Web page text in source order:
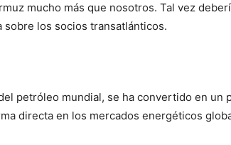
mucho más que nosotros. Tal vez
sobre los socios transatlánticos.
petróleo mundial, se ha convertido en un
directa en los mercados energéticos